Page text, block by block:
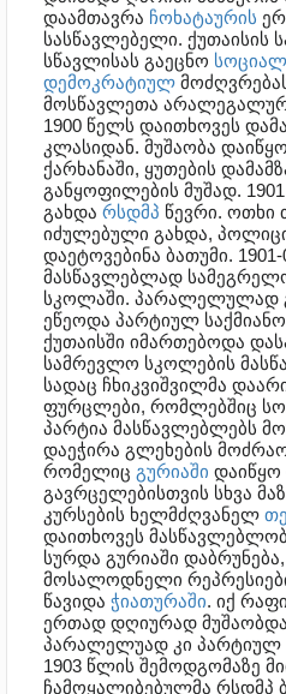
დაამთავრა ჩოხატაურის
სასწავლებელი. ქუთაისის
სწავლისას გაეცნო
დემოკრატიულ
მოსწავლეთა არალეგალურ
1900 წელს დაითხოვეს
კლასიდან. მუშაობა
ქარხანაში, ყუთების
განყოფილების მუშად.
გახდა რსდმპ წევრი. ოთხი
იძულებული გახდა,
დაეტოვებინა ბათუმი.
მასწავლებლად
სკოლაში. პარალელულად
ეწეოდა პარტიულ
ქუთაისში იმართებოდა
სამრევლო სკოლების
სადაც ჩხიკვიშვილმა
ფურცლები, რომლებშიც
პარტია მასწავლებლებს
დაეჭირა გლეხების
რომელიც გურიაში დაიწყო
გავრცელებისთვის სხვა
კურსების ხელმძღვანელ
დაითხოვეს
სურდა გურიაში
მოსალოდნელი
წავიდა ჭიათურაში. იქ
ერთად დღიურად მუშაობდა
პარალელუად კი პარტიულ
1903 წლის შემოდგომაზე
ჩამოყალიბებულმა რსდმპ